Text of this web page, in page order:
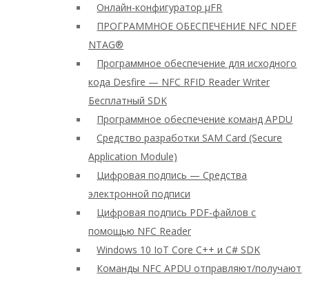
Онлайн-конфигуратор μFR
ПРОГРАММНОЕ ОБЕСПЕЧЕНИЕ NFC NDEF
NTAG®
Программное обеспечение для исходного
кода Desfire — NFC RFID Reader Writer
Бесплатный SDK
Программное обеспечение команд APDU
Средство разработки SAM Card (Secure
Application Module)
Цифровая подпись — Средства
электронной подписи
Цифровая подпись PDF-файлов с
помощью NFC Reader
Windows 10 IoT Core C++ и C# SDK
Команды NFC APDU отправляют/получают